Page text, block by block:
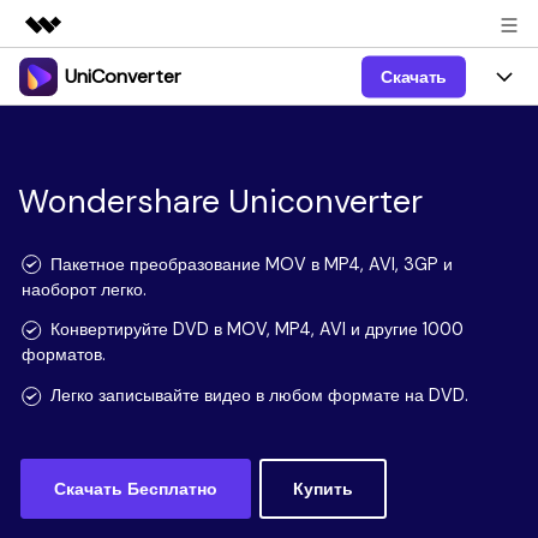
Рекомендуемые продукты
Решения
О нас
Новости
Покупка
UniConverter Скачать
Windows
Mac
UniConverter для Mac
Функции
AI функции
Больше инструментов
Руководство
Блог
Фотография
Контактная
Вся информация, необходимая для использования
UniConverter.
КУПИТЬ КУПИТЬ
Sign In
Wondershare Uniconverter
Пакетное преобразование MOV в MP4, AVI, 3GP и
наоборот легко.
Конвертируйте DVD в MOV, MP4, AVI и другие 1000
форматов.
Легко записывайте видео в любом формате на DVD.
Скачать Бесплатно Купить